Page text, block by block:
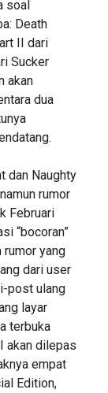
soal
Death
II dari
Sucker
akan
dua
dan Naughty
rumor
Februari
“bocoran”
yang
dari user
post ulang
layar
terbuka
akan dilepas
empat
Edition,